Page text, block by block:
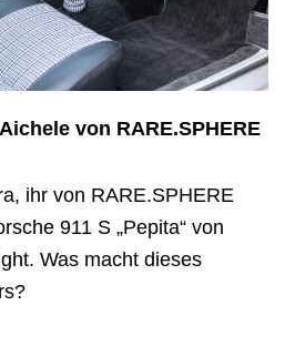
von RARE.SPHERE
ihr von RARE.SPHERE
911 S „Pepita“ von
Was macht dieses